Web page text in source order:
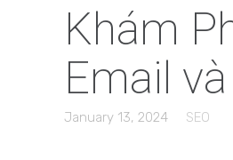
Khám
Email
January 13, 2024 SEO